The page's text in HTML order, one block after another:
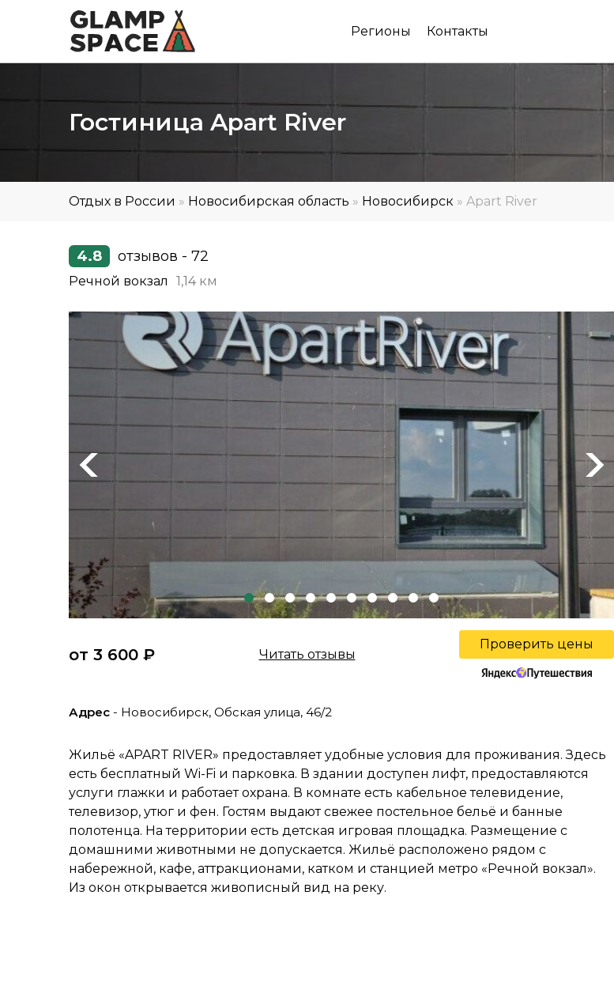
Регионы Контакты
Гостиница Apart River
Отдых в России » Новосибирская область » Новосибирск » Apart River
4.8 отзывов - 72
Речной вокзал 1,14 км
Previous Next
от 3 600 ₽ Читать отзывы
Проверить цены
Адрес - Новосибирск, Обская улица, 46/2
Жильё «APART RIVER» предоставляет удобные условия для проживания. Здесь
есть бесплатный Wi-Fi и парковка. В здании доступен лифт, предоставляются
услуги глажки и работает охрана. В комнате есть кабельное телевидение,
телевизор, утюг и фен. Гостям выдают свежее постельное бельё и банные
полотенца. На территории есть детская игровая площадка. Размещение с
домашними животными не допускается. Жильё расположено рядом с
набережной, кафе, аттракционами, катком и станцией метро «Речной вокзал».
Из окон открывается живописный вид на реку.